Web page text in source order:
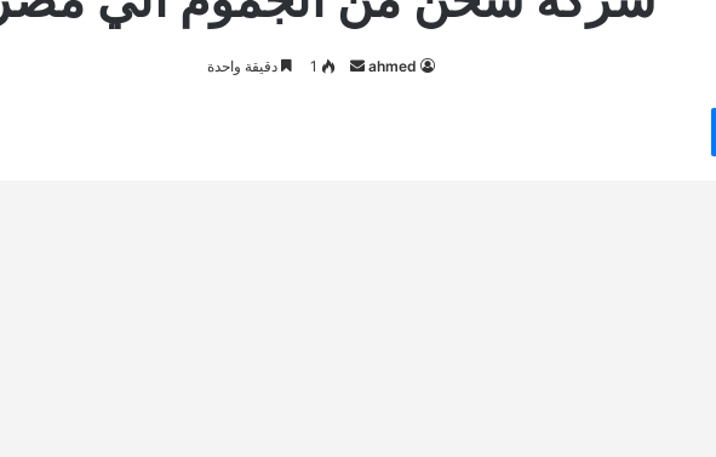
ahmed
أرسل 1 دقيقة واحدة
ماسنجر